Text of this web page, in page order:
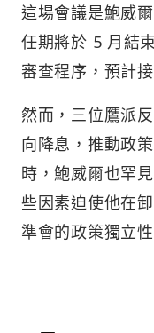
這場會議是鮑威
任期將於 5 月結
審查程序，預計接
然而，三位鷹派
向降息，推動政
時，鮑威爾也罕
些因素迫使他在
準會的政策獨立性